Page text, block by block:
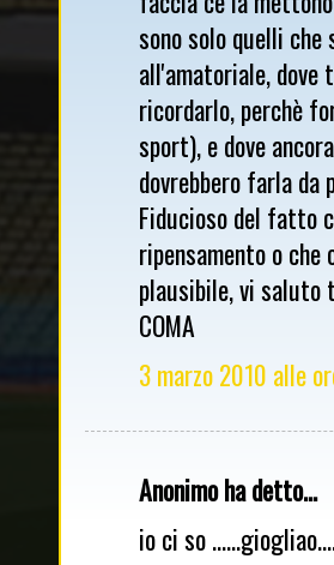
sono solo quelli
all'amatoriale,
ricordarlo, perchè
sport), e dove
dovrebbero farla da
Fiducioso del fatto
ripensamento o
plausibile, vi saluto
COMA
3 marzo 2010 alle
Anonimo ha detto...
io ci so